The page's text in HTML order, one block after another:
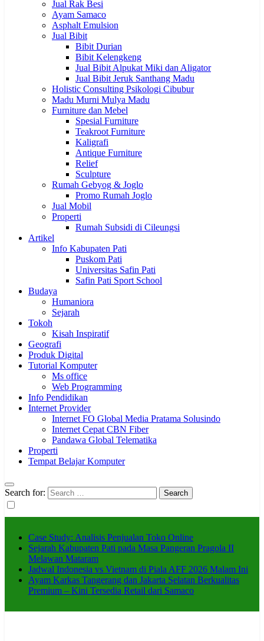
Jual Rak Besi
Ayam Samaco
Asphalt Emulsion
Jual Bibit
Bibit Durian
Bibit Kelengkeng
Jual Bibit Alpukat Miki dan Aligator
Jual Bibit Jeruk Santhang Madu
Holistic Consulting Psikologi Cibubur
Madu Murni Mulya Madu
Furniture dan Mebel
Spesial Furniture
Teakroot Furniture
Kaligrafi
Antique Furniture
Relief
Sculpture
Rumah Gebyog & Joglo
Promo Rumah Joglo
Jual Mobil
Properti
Rumah Subsidi di Cileungsi
Artikel
Info Kabupaten Pati
Puskom Pati
Universitas Safin Pati
Safin Pati Sport School
Budaya
Humaniora
Sejarah
Tokoh
Kisah Inspiratif
Geografi
Produk Digital
Tutorial Komputer
Ms office
Web Programming
Info Pendidikan
Internet Provider
Internet FO Global Media Pratama Solusindo
Internet Cepat CBN Fiber
Pandawa Global Telematika
Properti
Tempat Belajar Komputer
Search for:
Case Study: Analisis Penjualan Toko Online
Sejarah Kabupaten Pati pada Masa Pangeran Pragola II
Melawan Mataram
Jadwal Indonesia vs Vietnam di Piala AFF 2026 Malam Ini
Ayam Karkas Tangerang dan Jakarta Selatan Berkualitas
Premium – Kini Tersedia Retail dari Samaco